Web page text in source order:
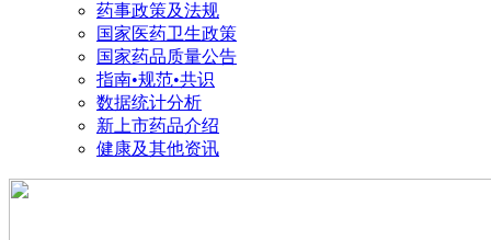
药事政策及法规
国家医药卫生政策
国家药品质量公告
指南•规范•共识
数据统计分析
新上市药品介绍
健康及其他资讯